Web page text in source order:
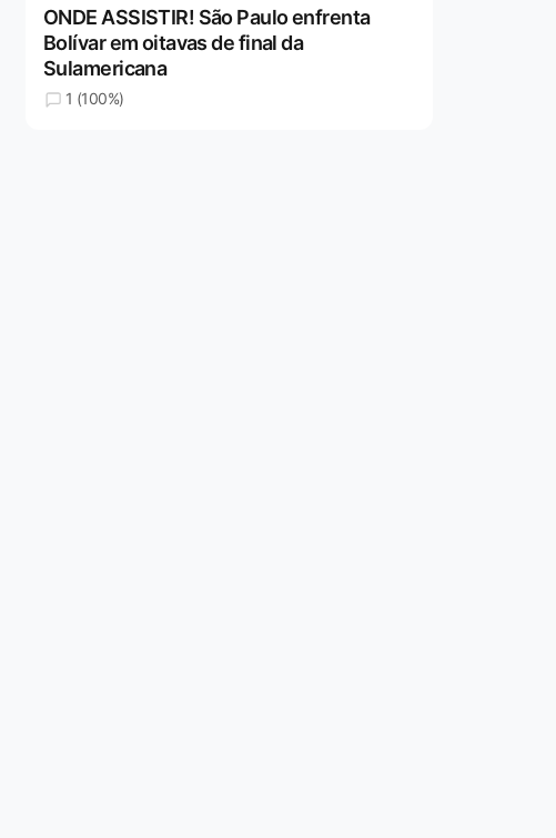
ONDE ASSISTIR! São Paulo enfrenta
Bolívar em oitavas de final da
Sulamericana
1 (100%)